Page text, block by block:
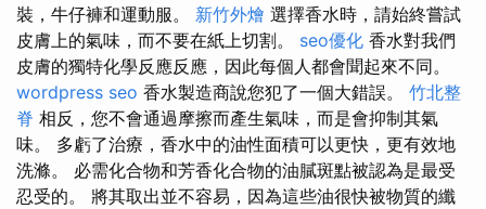
裝，牛仔褲和運動服。 新竹外燴 選擇香水時，請始終嘗試
皮膚上的氣味，而不要在紙上切割。 seo優化 香水對我們
皮膚的獨特化學反應反應，因此每個人都會聞起來不同。
wordpress seo 香水製造商說您犯了一個大錯誤。 竹北整
脊 相反，您不會通過摩擦而產生氣味，而是會抑制其氣
味。 多虧了治療，香水中的油性面積可以更快，更有效地
洗滌。 必需化合物和芳香化合物的油膩斑點被認為是最受
忍受的。 將其取出並不容易，因為這些油很快被物質的纖